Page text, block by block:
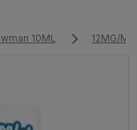
10ML 12MG/ML